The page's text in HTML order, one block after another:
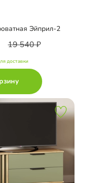
Эйприл-2
19 540
доставки